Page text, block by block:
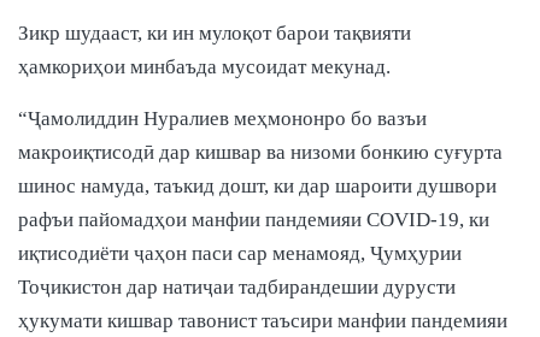
Зикр шудааст, ки ин мулоқот барои тақвияти
ҳамкориҳои минбаъда мусоидат мекунад.
“Ҷамолиддин Нуралиев меҳмононро бо вазъи
макроиқтисодӣ дар кишвар ва низоми бонкию суғурта
шинос намуда, таъкид дошт, ки дар шароити душвори
рафъи пайомадҳои манфии пандемияи COVID-19, ки
иқтисодиёти ҷаҳон паси сар менамояд, Ҷумҳурии
Тоҷикистон дар натиҷаи тадбирандешии дурусти
ҳукумати кишвар тавонист таъсири манфии пандемияи